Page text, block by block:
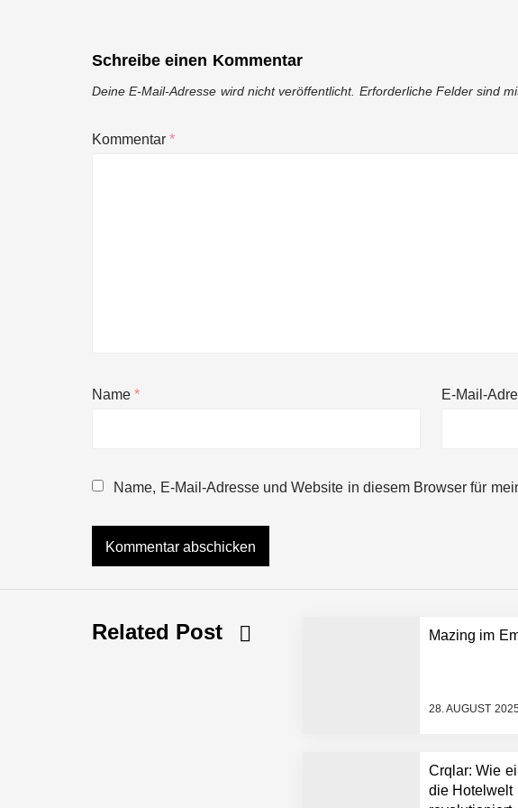
Schreibe einen Kommentar
Deine E-Mail-Adresse wird nicht veröffentlicht. Erforderliche Felder sind
Kommentar*
Name* E-Mail-
Name, E-Mail-Adresse und Website in diesem Browser für
Related Post Mazing im
28. AUGUST 2025
Crqlar: Wie
die Hotelwelt
Crqlar: Wie ein österreichisches Startup die Hotelwelt
Mazing: Verwandelt statische 2D-Bilder in eine visuelle